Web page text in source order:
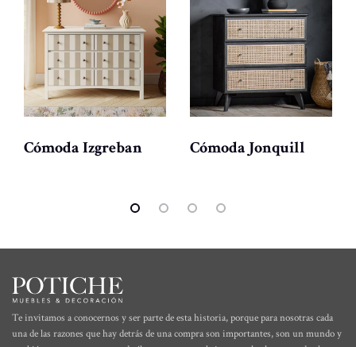
Cómoda Izgreban Cómoda Jonquill
Te invitamos a conocernos y ser parte de esta historia, porque para nosotras cada
una de las razones que hay detrás de una compra son importantes, son un mundo y